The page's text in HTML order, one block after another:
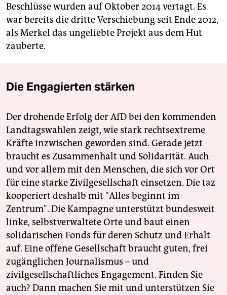
Beschlüsse wurden auf Oktober 2014 vertagt. Es
war bereits die dritte Verschiebung seit Ende 2012,
als Merkel das ungeliebte Projekt aus dem Hut
zauberte.
Die Engagierten stärken
Der drohende Erfolg der AfD bei den kommenden
Landtagswahlen zeigt, wie stark rechtsextreme
Kräfte inzwischen geworden sind. Gerade jetzt
braucht es Zusammenhalt und Solidarität. Auch
und vor allem mit den Menschen, die sich vor Ort
für eine starke Zivilgesellschaft einsetzen. Die taz
kooperiert deshalb mit "Alles beginnt im
Zentrum". Die Kampagne unterstützt bundesweit
linke, selbstverwaltete Orte und baut einen
solidarischen Fonds für deren Schutz und Erhalt
auf. Eine offene Gesellschaft braucht guten, frei
zugänglichen Journalismus – und
zivilgesellschaftliches Engagement. Finden Sie
auch? Dann machen Sie mit und unterstützen Sie